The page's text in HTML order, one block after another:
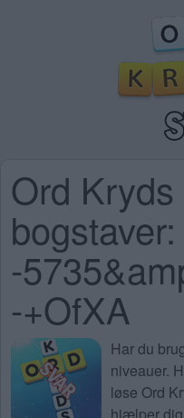
Ord
bogstaver:
-
-+OfXA
Har du
niveauer.
løse Ord